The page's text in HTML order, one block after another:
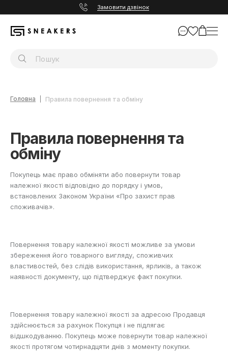
Замовити дзвінок
Головна Правила повернення та обміну
Правила повернення та
обміну
Покупець має право обміняти або повернути товар
належної якості відповідно до порядку і умов,
встановлених Законом України «Про захист прав
споживачів».
Повернення товару належної якості можливе за умови
збереження його товарного вигляду, споживчих
властивостей, без слідів використання, ярликів, а також
наявності документу, що підтверджує факт покупки.
Повернення товару належної якості за адресою Продавця
здійснюється за рахунок Покупця і не підлягає
відшкодуванню. Покупець може повернути товар належної
якості протягом чотирнадцяти днів з моменту покупки.